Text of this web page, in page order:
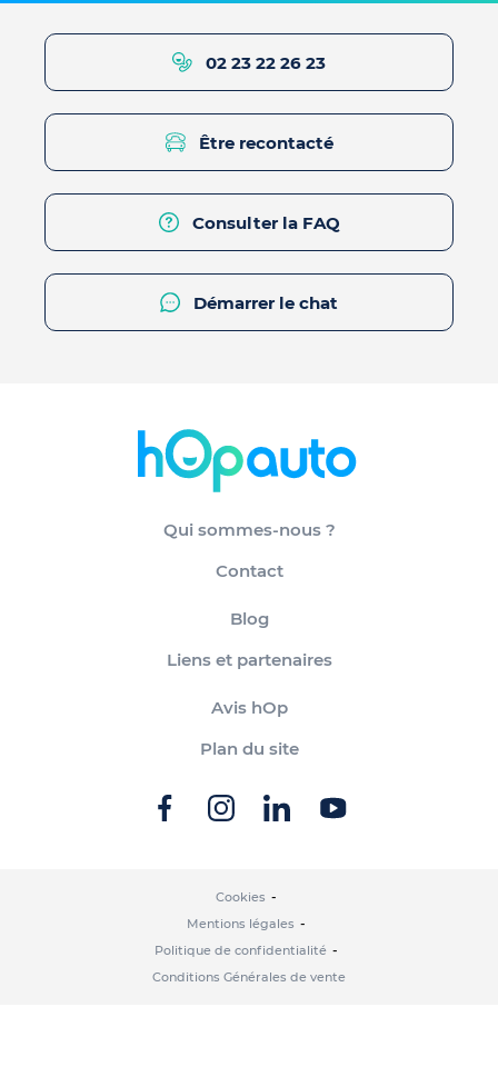
02 23 22 26 23
Être recontacté
Consulter la FAQ
Démarrer le chat
Qui sommes-nous ?
Contact
Blog
Liens et partenaires
Avis hOp
Plan du site
Cookies
Mentions légales
Politique de confidentialité
Conditions Générales de vente